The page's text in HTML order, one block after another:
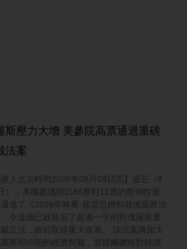
斯壓力大增 美參院高票通過重磅
法案
唐人北京時間2026年08月08日訊】週五（8
），美國參議院以86票對11票的壓倒性優
通過了《2026年林賽·格雷厄姆制裁俄羅斯法
令這個已經延宕了超過一年的對俄羅斯重
立法，終於取得重大進展。 該法案將加大
斯和伊朗的經濟制裁，並授權總統對持續